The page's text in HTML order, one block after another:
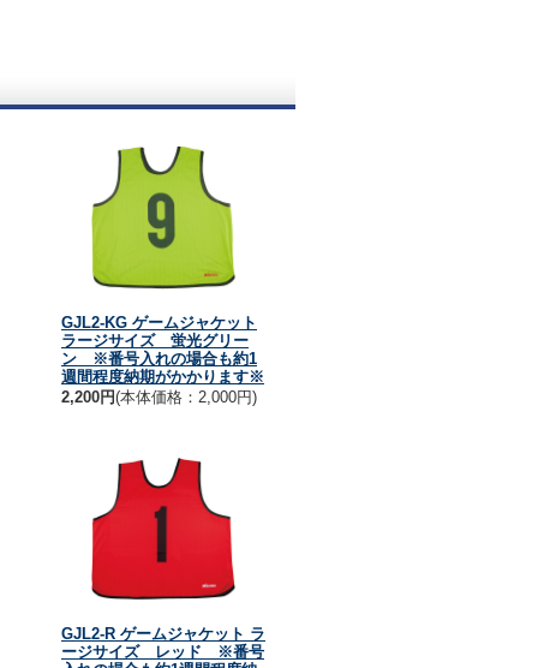
GJL2-KG ゲームジャケット
ラージサイズ 蛍光グリー
ン ※番号入れの場合も約1
週間程度納期がかかります※
2,200円(本体価格：2,000円)
GJL2-R ゲームジャケット ラ
ージサイズ レッド ※番号